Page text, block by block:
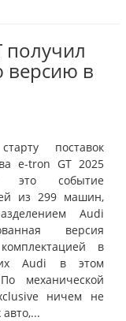
получил
версию в
поставок
e-tron GT 2025
это событие
из 299 машин,
Audi
версия
в
Audi в этом
механической
ничем не